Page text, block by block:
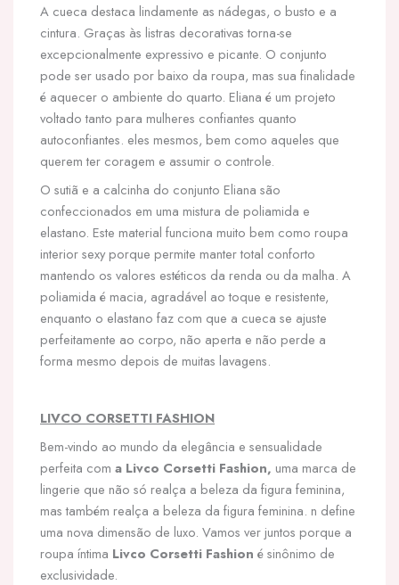
A cueca destaca lindamente as nádegas, o busto e a
cintura. Graças às listras decorativas torna-se
excepcionalmente expressivo e picante. O conjunto
pode ser usado por baixo da roupa, mas sua finalidade
é aquecer o ambiente do quarto. Eliana é um projeto
voltado tanto para mulheres confiantes quanto
autoconfiantes. eles mesmos, bem como aqueles que
querem ter coragem e assumir o controle.
O sutiã e a calcinha do conjunto Eliana são
confeccionados em uma mistura de poliamida e
elastano. Este material funciona muito bem como roupa
interior sexy porque permite manter total conforto
mantendo os valores estéticos da renda ou da malha. A
poliamida é macia, agradável ao toque e resistente,
enquanto o elastano faz com que a cueca se ajuste
perfeitamente ao corpo, não aperta e não perde a
forma mesmo depois de muitas lavagens.
LIVCO CORSETTI FASHION
Bem-vindo ao mundo da elegância e sensualidade
perfeita com a Livco Corsetti Fashion, uma marca de
lingerie que não só realça a beleza da figura feminina,
mas também realça a beleza da figura feminina. n define
uma nova dimensão de luxo. Vamos ver juntos porque a
roupa íntima Livco Corsetti Fashion é sinônimo de
exclusividade.